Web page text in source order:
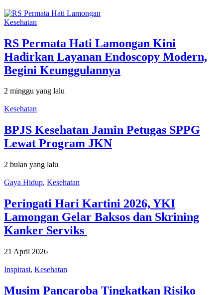
Kesehatan
RS Permata Hati Lamongan Kini
Hadirkan Layanan Endoscopy Modern,
Begini Keunggulannya
2 minggu yang lalu
Kesehatan
BPJS Kesehatan Jamin Petugas SPPG
Lewat Program JKN
2 bulan yang lalu
Gaya Hidup, Kesehatan
Peringati Hari Kartini 2026, YKI
Lamongan Gelar Baksos dan Skrining
Kanker Serviks
21 April 2026
Inspirasi, Kesehatan
Musim Pancaroba Tingkatkan Risiko